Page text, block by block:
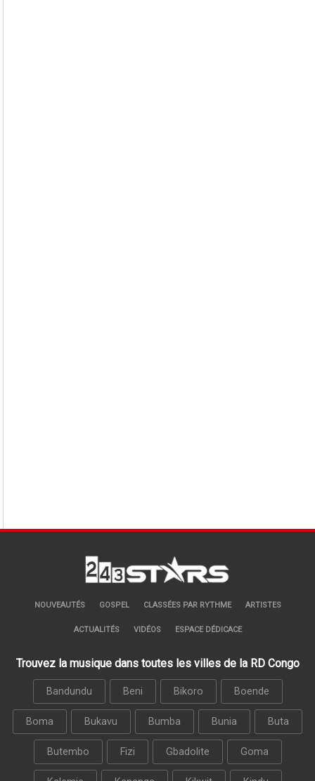
NOUVEAUTÉS GOSPEL CLASSÉES PAR RYTHME ARTISTES
ACTUALITÉS VIDÉOS ESPACE DÉDICACE
Trouvez la musique dans toutes les villes de la RD Congo
Bandundu Beni Bikoro Boende
Boma Bukavu Bumba Bunia Buta
Butembo Fizi Gbadolite Goma